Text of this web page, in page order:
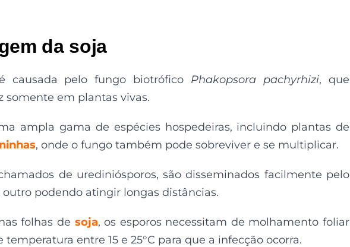
da soja
causada pelo fungo biotrófico Phakopsora pachyrhizi, que
somente em plantas vivas.
ampla gama de espécies hospedeiras, incluindo plantas de
, onde o fungo também pode sobreviver e se multiplicar.
de urediniósporos, são disseminados facilmente pelo
podendo atingir longas distâncias.
folhas de soja, os esporos necessitam de molhamento foliar
entre 15 e 25°C para que a infecção ocorra.